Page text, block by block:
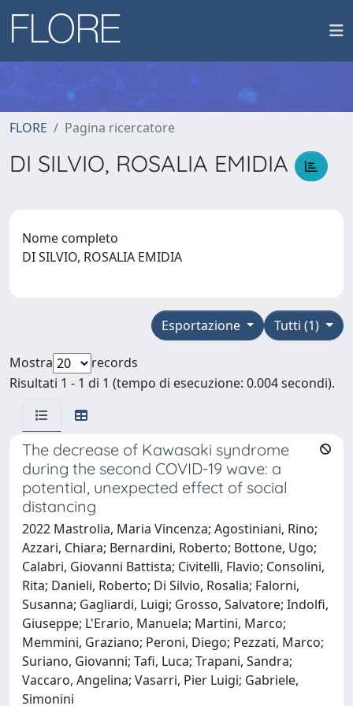
FLORE Pagina ricercatore
DI SILVIO, ROSALIA EMIDIA
Nome completo
DI SILVIO, ROSALIA EMIDIA
Tutti (1)
Esportazione
Mostra
records
Risultati 1 - 1 di 1 (tempo di esecuzione: 0.004 secondi).
The decrease of Kawasaki syndrome
during the second COVID-19 wave: a
potential, unexpected effect of social
distancing
2022 Mastrolia, Maria Vincenza; Agostiniani, Rino;
Azzari, Chiara; Bernardini, Roberto; Bottone, Ugo;
Calabri, Giovanni Battista; Civitelli, Flavio; Consolini,
Rita; Danieli, Roberto; Di Silvio, Rosalia; Falorni,
Susanna; Gagliardi, Luigi; Grosso, Salvatore; Indolfi,
Giuseppe; L'Erario, Manuela; Martini, Marco;
Memmini, Graziano; Peroni, Diego; Pezzati, Marco;
Suriano, Giovanni; Tafi, Luca; Trapani, Sandra;
Vaccaro, Angelina; Vasarri, Pier Luigi; Gabriele,
Simonini